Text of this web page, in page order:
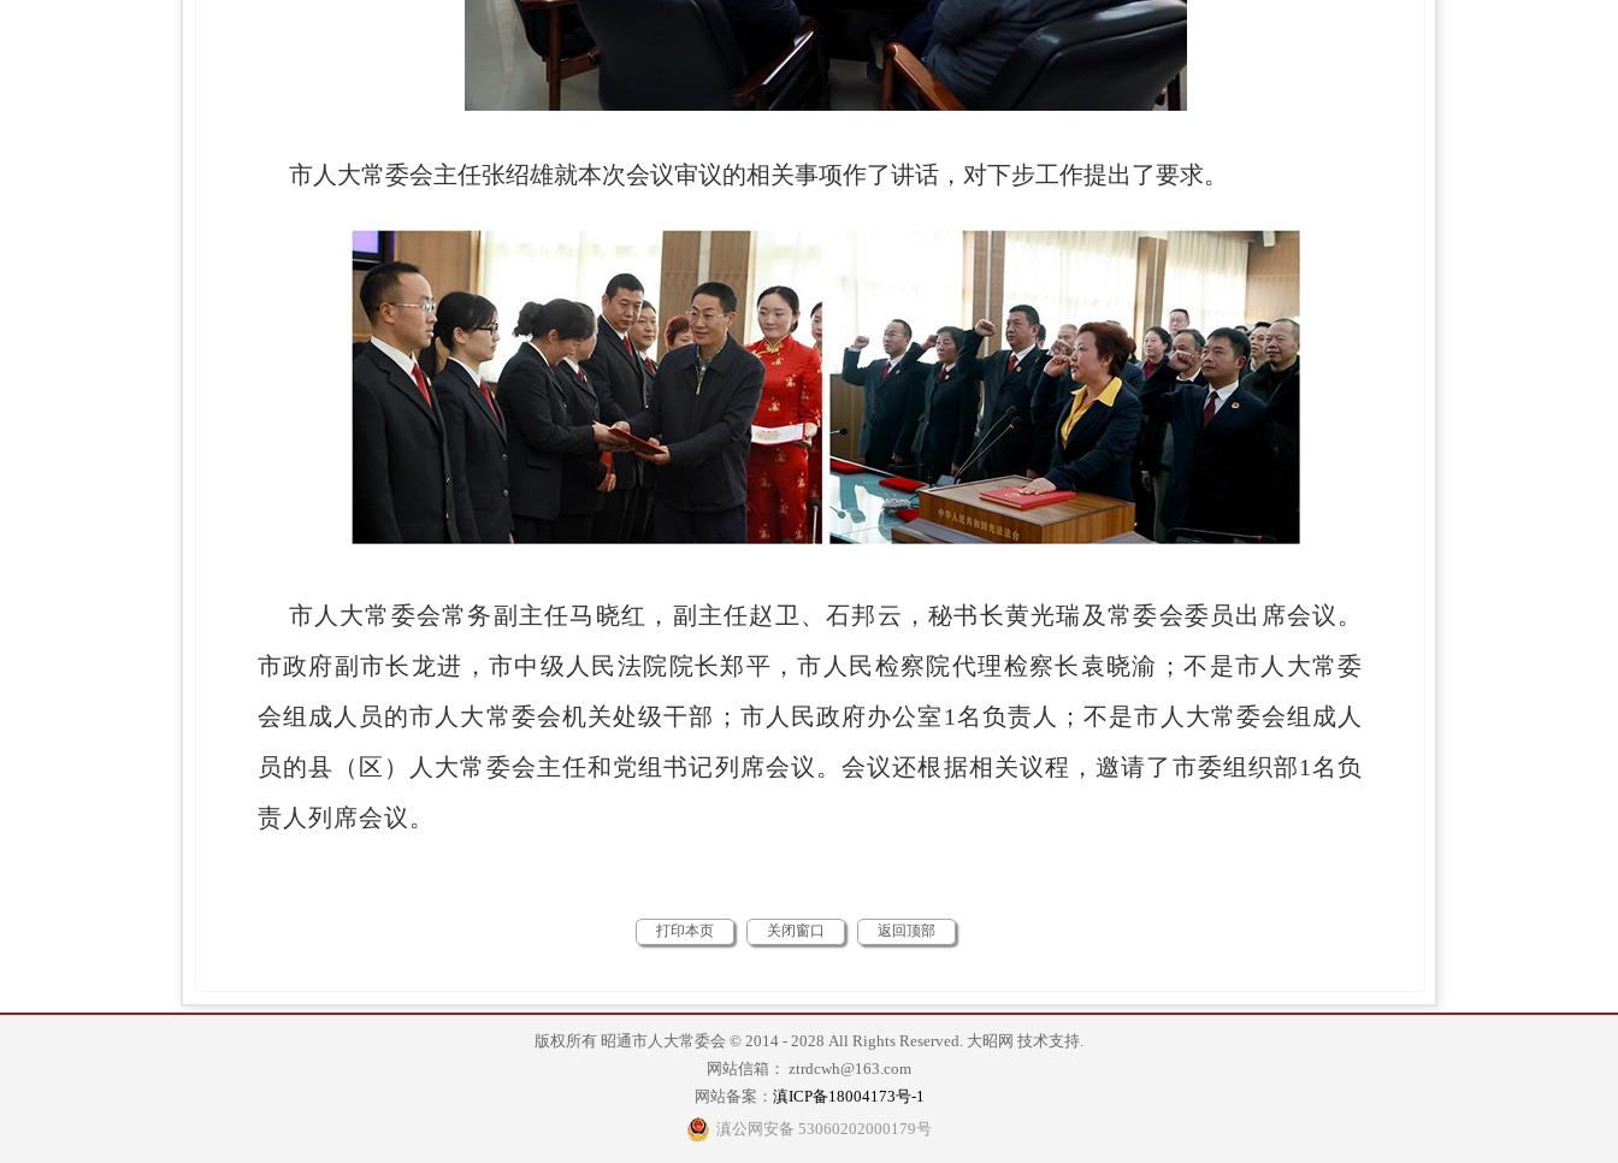
市人大常委会主任张绍雄就本次会议审议的相关事项作了讲话，对下步工作提出了要求。
市人大常委会常务副主任马晓红，副主任赵卫、石邦云，秘书长黄光瑞及常委会委员出席会议。
市政府副市长龙进，市中级人民法院院长郑平，市人民检察院代理检察长袁晓渝；不是市人大常委
会组成人员的市人大常委会机关处级干部；市人民政府办公室1名负责人；不是市人大常委会组成人
员的县（区）人大常委会主任和党组书记列席会议。会议还根据相关议程，邀请了市委组织部1名负
责人列席会议。
打印本页 关闭窗口 返回顶部
版权所有 昭通市人大常委会 © 2014 - 2028 All Rights Reserved. 大昭网 技术支持.
网站信箱： ztrdcwh@163.com
网站备案： 滇ICP备18004173号-1
滇公网安备 53060202000179号